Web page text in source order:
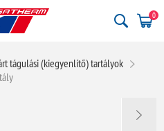
0
tágulási (kiegyenlítő) tartályok